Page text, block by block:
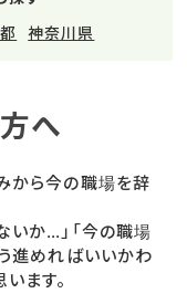
神奈川県
へ
から今の職場を辞
いか…」「今の職場
進めればいいかわ
ます。